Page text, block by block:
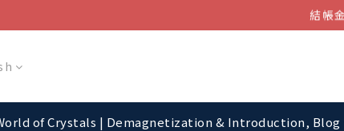
結帳
結帳
點我加入官
of Crystals | Demagnetization & Introduction, Blog